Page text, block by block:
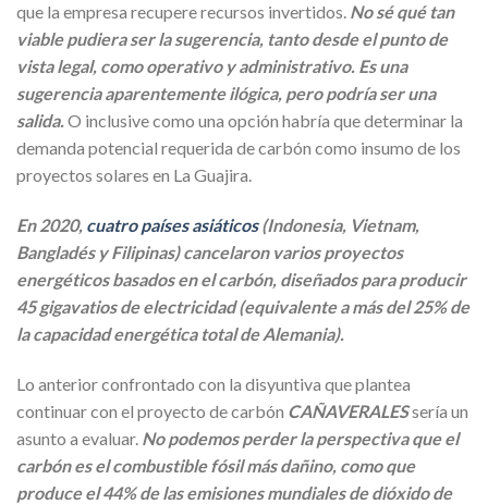
que la empresa recupere recursos invertidos. No sé qué tan
viable pudiera ser la sugerencia, tanto desde el punto de
vista legal, como operativo y administrativo. Es una
sugerencia aparentemente ilógica, pero podría ser una
salida.O inclusive como una opción habría que determinar la
demanda potencial requerida de carbón como insumo de los
proyectos solares en La Guajira.
En 2020, cuatro países asiáticos(Indonesia, Vietnam,
Bangladés y Filipinas) cancelaron varios proyectos
energéticos basados en el carbón, diseñados para producir
45 gigavatios de electricidad (equivalente a más del 25% de
la capacidad energética total de Alemania).
Lo anterior confrontado con la disyuntiva que plantea
continuar con el proyecto de carbón CAÑAVERALESsería un
asunto a evaluar. No podemos perder la perspectiva que el
carbón es el combustible fósil más dañino, como que
produce el 44% de las emisiones mundiales de dióxido de